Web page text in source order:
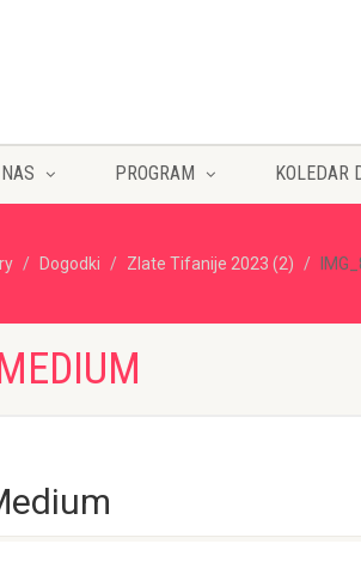
PROGRAM KOLEDAR
Dogodki Zlate Tifanije 2023 (2)